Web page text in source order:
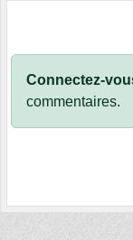
Connectez-
commentaires.